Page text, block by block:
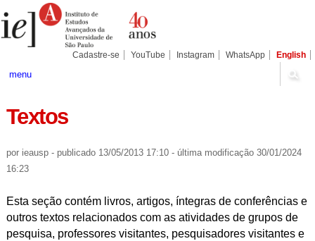
para
conteúdo.
Pessoais
Cadastre-se YouTube Instagram WhatsApp English
menu
Textos
por ieausp - publicado13/05/2013 17:10 - última modificação30/01/2024
16:23
Esta seção contém livros, artigos, íntegras de conferências e
outros textos relacionados com as atividades de grupos de
pesquisa, professores visitantes, pesquisadores visitantes e